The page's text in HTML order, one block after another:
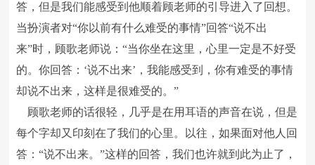
答，但是我们能感受到他顺着顾老师的引导进入了回想。
当扮演者对“你以前有什么难受的事情”回答“说不出
来”时，顾歌老师说：“当你坐在这里，心里一定是不好受
的。你回答：‘说不出来’，我能感受到，你有难受的事情
却说不出来，这样是很难受的。”
顾歌老师的话很轻，几乎是在用耳语的声音在说，但是
每个字却又印刻在了我们的心里。以往，如果面对他人回
答：“说不出来。”这样的回答，我们也许就到此为止了，